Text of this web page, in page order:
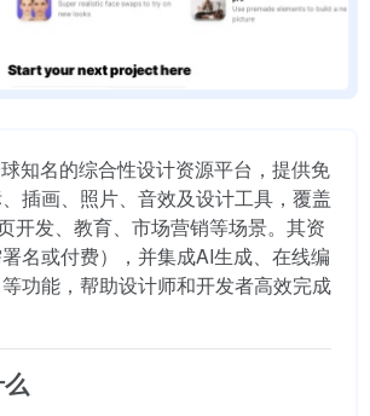
知名的综合性设计资源平台，提供免
插画、照片、音效及设计工具，覆盖
开发、教育、市场营销等场景。其资
名或付费），并集成AI生成、在线编
功能，帮助设计师和开发者高效完成